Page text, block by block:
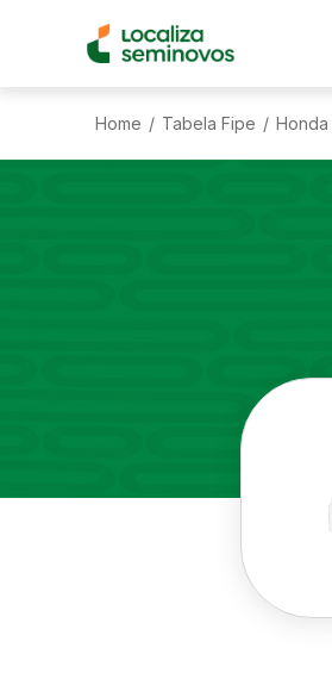
Home / Tabela Fipe / Honda